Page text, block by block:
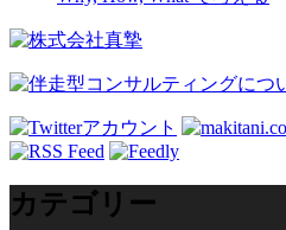
カテゴリー